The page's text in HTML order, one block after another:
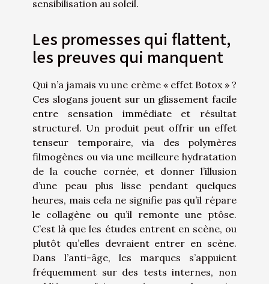
sensibilisation au soleil.
Les promesses qui flattent,
les preuves qui manquent
Qui n’a jamais vu une crème « effet Botox » ?
Ces slogans jouent sur un glissement facile
entre sensation immédiate et résultat
structurel. Un produit peut offrir un effet
tenseur temporaire, via des polymères
filmogènes ou via une meilleure hydratation
de la couche cornée, et donner l’illusion
d’une peau plus lisse pendant quelques
heures, mais cela ne signifie pas qu’il répare
le collagène ou qu’il remonte une ptôse.
C’est là que les études entrent en scène, ou
plutôt qu’elles devraient entrer en scène.
Dans l’anti-âge, les marques s’appuient
fréquemment sur des tests internes, non